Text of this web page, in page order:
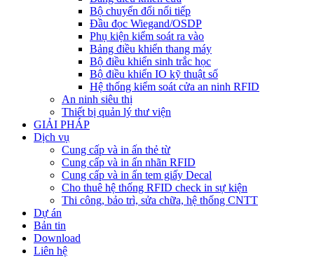
Bộ chuyển đổi nối tiếp
Đầu đọc Wiegand/OSDP
Phụ kiện kiểm soát ra vào
Bảng điều khiển thang máy
Bộ điều khiển sinh trắc học
Bộ điều khiển IO kỹ thuật số
Hệ thống kiểm soát cửa an ninh RFID
An ninh siêu thị
Thiết bị quản lý thư viện
GIẢI PHÁP
Dịch vụ
Cung cấp và in ấn thẻ từ
Cung cấp và in ấn nhãn RFID
Cung cấp và in ấn tem giấy Decal
Cho thuê hệ thống RFID check in sự kiện
Thi công, bảo trì, sửa chữa, hệ thống CNTT
Dự án
Bản tin
Download
Liên hệ